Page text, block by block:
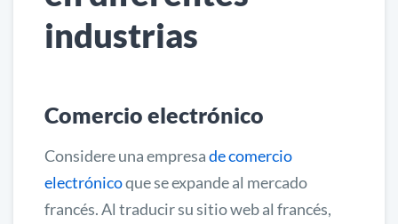
industrias
Comercio electrónico
Considere una empresade comercio
electrónicoque se expande al mercado
francés. Al traducir su sitio web al francés,